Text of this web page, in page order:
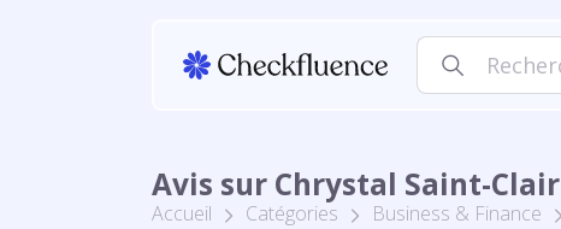
Avis sur Chrystal Saint-Clair
Accueil Catégories Business & Finance